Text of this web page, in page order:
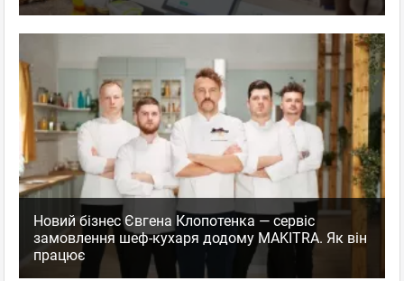
Новий бізнес Євгена Клопотенка — сервіс
замовлення шеф-кухаря додому MAKITRA. Як він
працює